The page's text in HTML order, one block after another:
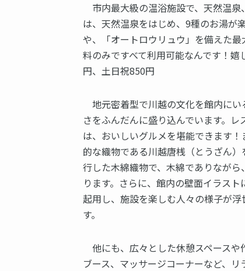
市内最大級の温浴施設で、天然温泉
は、天然温泉をはじめ、9種のお湯が
や、「オートロウリュウ」を備えた
料のみですべて利用可能なんです！
円、土日祝850円
地元密着型で川越の文化を館内に
さをふんだんに盛り込んでいます。
は、おいしいグルメを堪能できます
的な織物である川越唐桟（とうざん
行した木綿織物で、木綿でありなが
ります。さらに、館内の壁面イラス
起用し、施設を楽しむ人々の様子が
す。
他にも、広々とした休憩スペース
ブース、マッサージコーナーなど、